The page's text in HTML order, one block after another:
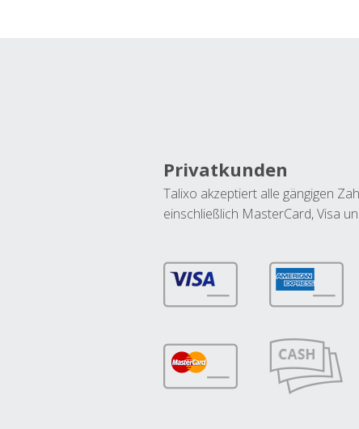
Privatkunden
Talixo akzeptiert alle gängigen
einschließlich MasterCard, Visa